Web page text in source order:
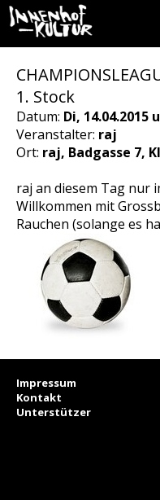
1. Stock
Datum: Di, 14.04.2015
Veranstalter: raj
Ort: raj, Badgasse 7,
raj an diesem Tag nur
Willkommen mit
Rauchen (solange es
Impressum
Kontakt
Unterstützer